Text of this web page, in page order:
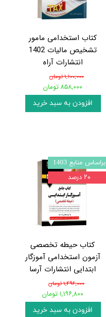
کتاب استخدامی مامور
تشخیص مالیات 1402
انتشارات آراه
۱,۱۰۰,۰۰۰ تومان
۸۵۸,۰۰۰ تومان
افزودن به سبد خرید
کتاب حیطه تخصصی
آزمون استخدامی آموزگار
ابتدایی انتشارات آرسا
۱,۴۹۶,۰۰۰ تومان
۱,۱۹۶,۸۰۰ تومان
افزودن به سبد خرید
براساس منابع 1403
۲۰ درصد